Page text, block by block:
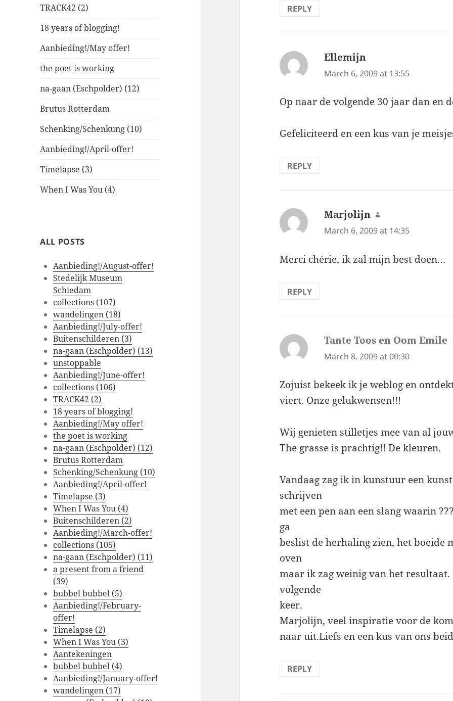
TRACK42 (2)
18 years of blogging!
Aanbieding!/May offer!
the poet is working
na-gaan (Eschpolder) (12)
Brutus Rotterdam
Schenking/Schenkung (10)
Aanbieding!/April-offer!
Timelapse (3)
When I Was You (4)
ALL POSTS
Aanbieding!/August-offer!
Stedelijk Museum
Schiedam
collections (107)
wandelingen (18)
Aanbieding!/July-offer!
Buitenschilderen (3)
na-gaan (Eschpolder) (13)
unstoppable
Aanbieding!/June-offer!
collections (106)
TRACK42 (2)
18 years of blogging!
Aanbieding!/May offer!
the poet is working
na-gaan (Eschpolder) (12)
Brutus Rotterdam
Schenking/Schenkung (10)
Aanbieding!/April-offer!
Timelapse (3)
When I Was You (4)
Buitenschilderen (2)
Aanbieding!/March-offer!
collections (105)
na-gaan (Eschpolder) (11)
a present from a friend
(39)
bubbel bubbel (5)
Aanbieding!/February-
offer!
Timelapse (2)
When I Was You (3)
Aantekeningen
bubbel bubbel (4)
Aanbieding!/January-offer!
wandelingen (17)
REPLY
Ellemijn
March 6, 2009 at 13:55
Op naar de volgende 30 jaar dan en
Gefeliciteerd en een kus van je
REPLY
Marjolijn says:
March 6, 2009 at 14:35
Merci chérie, ik zal mijn best doen…
REPLY
Tante Toos en Oom Emile
March 8, 2009 at 00:30
Zojuist bekeek ik je weblog en
viert. Onze gelukwensen!!!
Wij genieten stilletjes mee van al
The grasse is prachtig!! De kleuren.
Vandaag zag ik in kunstuur een
schrijven
met een pen aan een slang waarin
ga
beslist de herhaling zien, het boeide
oven
maar ik zag weinig van het
volgende
keer.
Marjolijn, veel inspiratie voor de
naar uit.Liefs en een kus van ons
REPLY